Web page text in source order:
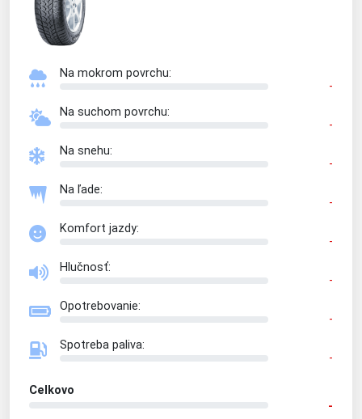
Na mokrom povrchu:
-
Na suchom povrchu:
-
Na snehu:
-
Na ľade:
-
Komfort jazdy:
-
Hlučnosť:
-
Opotrebovanie:
-
Spotreba paliva:
-
Celkovo
-